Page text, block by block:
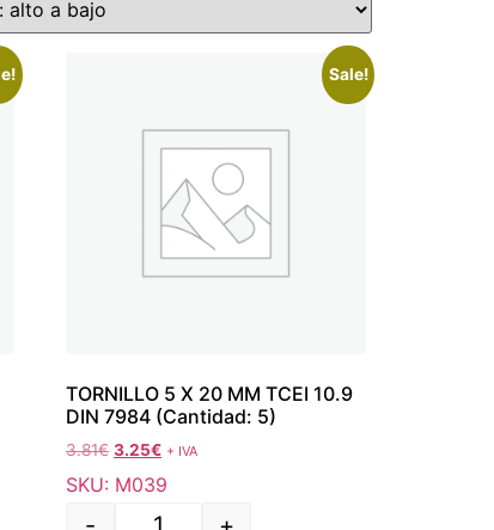
Sale!
TORNILLO 5 X 20 MM TCEI 10.9
DIN 7984 (Cantidad: 5)
3.81€ 3.25€ + IVA
SKU: M039